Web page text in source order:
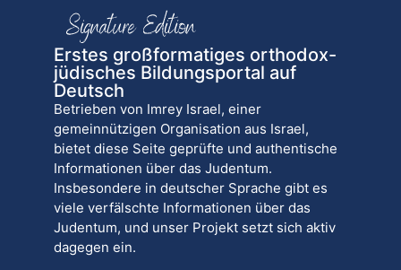
Erstes großformatiges orthodox-
jüdisches Bildungsportal auf
Deutsch
Betrieben von Imrey Israel, einer
gemeinnützigen Organisation aus Israel,
bietet diese Seite geprüfte und authentische
Informationen über das Judentum.
Insbesondere in deutscher Sprache gibt es
viele verfälschte Informationen über das
Judentum, und unser Projekt setzt sich aktiv
dagegen ein.